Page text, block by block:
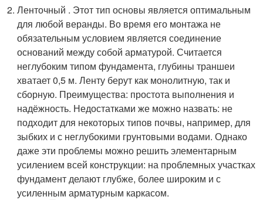
Ленточный . Этот тип основы является оптимальным
для любой веранды. Во время его монтажа не
обязательным условием является соединение
оснований между собой арматурой. Считается
неглубоким типом фундамента, глубины траншеи
хватает 0,5 м. Ленту берут как монолитную, так и
сборную. Преимущества: простота выполнения и
надёжность. Недостатками же можно назвать: не
подходит для некоторых типов почвы, например, для
зыбких и с неглубокими грунтовыми водами. Однако
даже эти проблемы можно решить элементарным
усилением всей конструкции: на проблемных участках
фундамент делают глубже, более широким и с
усиленным арматурным каркасом.